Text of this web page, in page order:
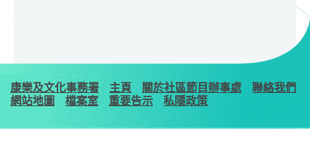
康樂及文化事務署 主頁 關於社區節目辦事處
聯絡我們
網站地圖
檔案室 重要告示 私隱政策